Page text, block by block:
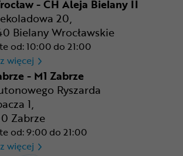
- CH Aleja Bielany II
20,
Bielany Wrocławskie
od: 10:00 do 21:00
więcej CR Wrocław - CH Aleja
- M1 Zabrze
Ryszarda
1,
Zabrze
od: 9:00 do 21:00
więcej CR Zabrze - M1 Zabrze